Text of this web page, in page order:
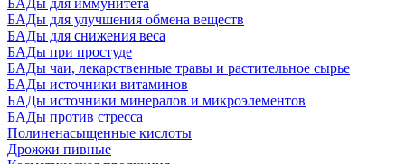
БАДы для иммунитета
БАДы для улучшения обмена веществ
БАДы для снижения веса
БАДы при простуде
БАДы чаи, лекарственные травы и растительное сырье
БАДы источники витаминов
БАДы источники минералов и микроэлементов
БАДы против стресса
Полиненасыщенные кислоты
Дрожжи пивные